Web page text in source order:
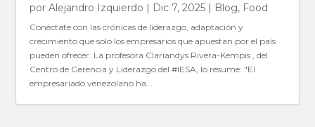
porAlejandro Izquierdo | Dic 7, 2025 | Blog, Food
Conéctate con las crónicas de liderazgo, adaptación y
crecimiento que solo los empresarios que apuestan por el país
pueden ofrecer. La profesora Clariandys Rivera-Kempis , del
Centro de Gerencia y Liderazgo del #IESA, lo resume: "El
empresariado venezolano ha...